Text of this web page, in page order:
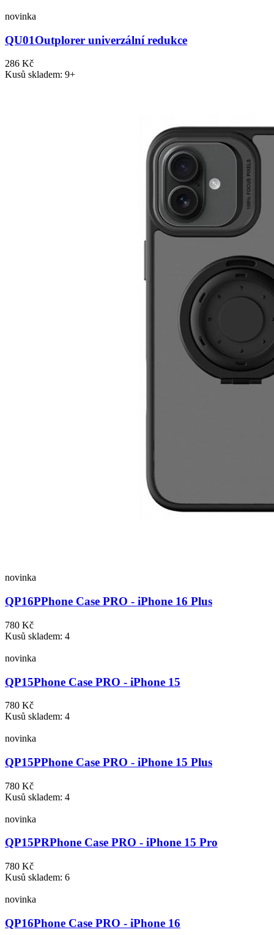
novinka
QU01Outplorer univerzální redukce
286 Kč
Kusů skladem: 9+
novinka
QP16PPhone Case PRO - iPhone 16 Plus
780 Kč
Kusů skladem: 4
novinka
QP15Phone Case PRO - iPhone 15
780 Kč
Kusů skladem: 4
novinka
QP15PPhone Case PRO - iPhone 15 Plus
780 Kč
Kusů skladem: 4
novinka
QP15PRPhone Case PRO - iPhone 15 Pro
780 Kč
Kusů skladem: 6
novinka
QP16Phone Case PRO - iPhone 16